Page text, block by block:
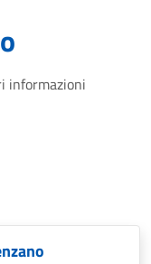
informazioni